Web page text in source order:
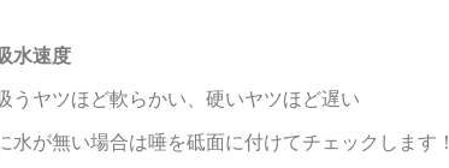
水速度
うヤツほど軟らかい、硬いヤツほど遅い
水が無い場合は唾を砥面に付けてチェックします！